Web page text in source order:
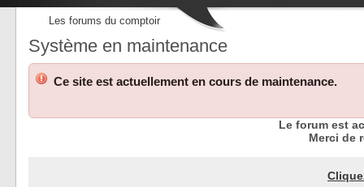
Les forums du comptoir
Système en maintenance
Ce site est actuellement en cours de maintenance.
Le forum est
Merci de